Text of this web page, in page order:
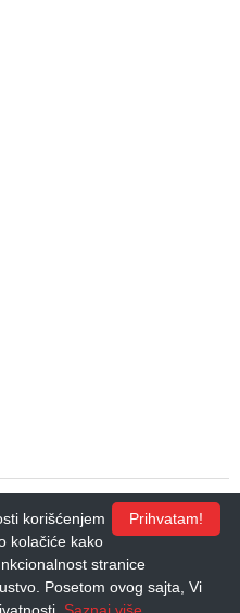
Izrada mobilnih aplikacijaiSEO
Prihvatam!
korišćenjem
kolačiće kako
stranice
Posetom ovog sajta, Vi